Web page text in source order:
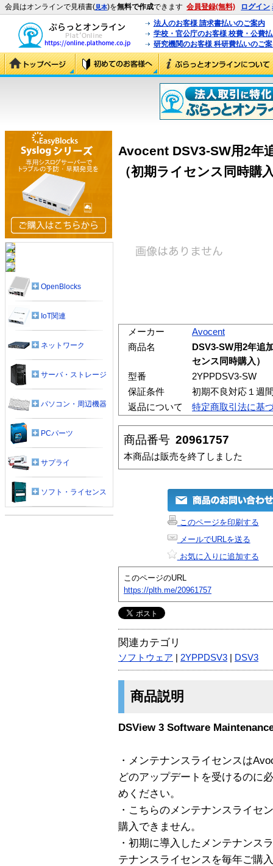
会員はオンラインで見積書(見本)を無料で作成できます 会員登録(無料) ログイン
法人のお客様 請求書払いのご案内
学校・官公庁のお客様 校費・公費
研究機関のお客様 科研費払いのご
Avocent DSV3-SW用2年
（初期ライセンス同時購
メーカー
Avocent
商品名
DSV3-SW用2年追
センス同時購入）
型番
2YPPDSV3-SW
保証条件
初期不良対応１週
返品について
特定商取引法に基
商品番号 20961757
本商品は販売を終了しました
このページを印刷する
メールでURLを送る
お気に入りに追加する
このページのURL
https://plth.me/20961757
関連カテゴリ
ソフトウェア 2YPPDSV3 DSV3
商品説明
DSView 3 Software
・メンテナンスライセンスは
どのアップデートを受けるのに
めください。
・こちらのメンテナンスライセ
購入できません。
・初期に導入したメンテナンス
テナンスライセンスを毎年ご購
OpenBlocks
IoT関連
ネットワーク
サーバ・ストレージ
パソコン・周辺機器
PCパーツ
サプライ
ソフト・ライセンス